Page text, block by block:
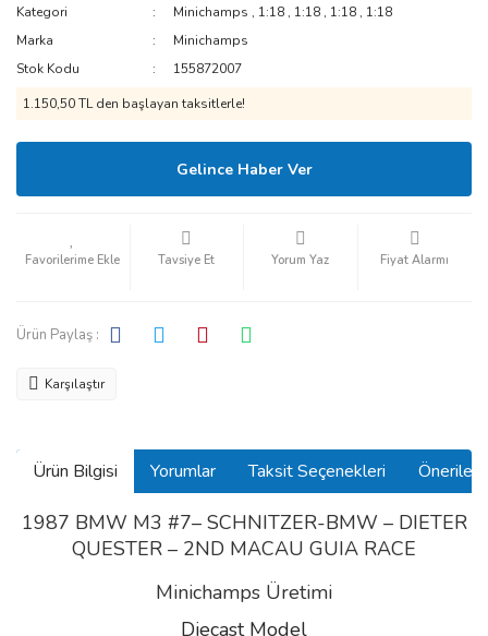
Kategori Minichamps , 1:18 , 1:18 , 1:18 , 1:18
Marka
Minichamps
Stok Kodu
155872007
1.150,50 TL den başlayan taksitlerle!
Gelince Haber Ver
Tavsiye Et Yorum Yaz Fiyat Alarmı
Ürün Paylaş :
Karşılaştır
Ürün Bilgisi Yorumlar Taksit Seçenekleri
1987 BMW M3 #7– SCHNITZER-BMW – DIETER
QUESTER – 2ND MACAU GUIA RACE
Minichamps Üretimi
Diecast Model